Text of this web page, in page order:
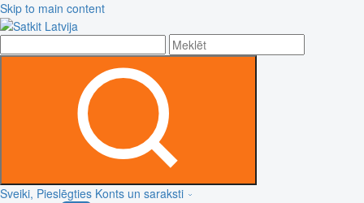
Skip to main content
Sveiki, Pieslēgties Konts un saraksti